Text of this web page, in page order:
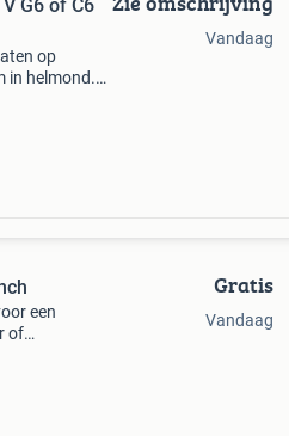
G6 of C6
op
in helmond.
Vandaag
een
of
Gratis
Vandaag